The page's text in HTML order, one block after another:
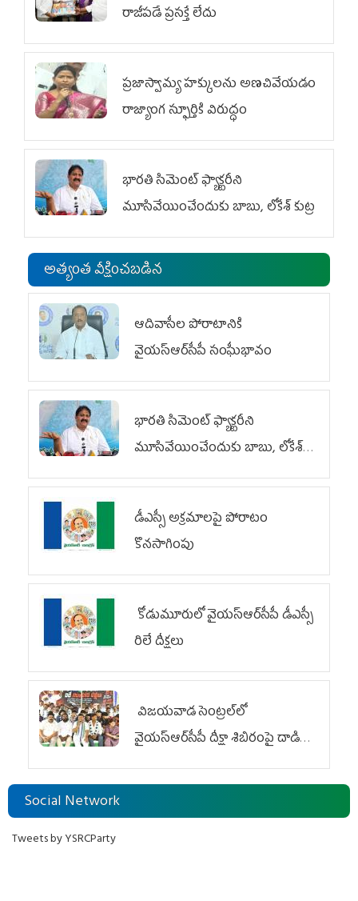
రాజీపడే ప్రసక్తే లేదు
ప్రజాస్వామ్య హక్కులను అణచివేయడం
రాజ్యాంగ స్ఫూర్తికి విరుద్ధం
భారతి సిమెంట్ ఫ్యాక్టరీని
మూసివేయించేందుకు బాబు, లోకేశ్ కుట్ర
అత్యంత వీక్షించబడిన
ఆదివాసీల పోరాటానికి
వైయ‌స్ఆర్‌సీపీ సంఘీభావం
భారతి సిమెంట్ ఫ్యాక్టరీని
మూసివేయించేందుకు బాబు, లోకేశ్
కుట్ర
డీఎస్సీ అక్రమాలపై పోరాటం
కొనసాగింపు
కోడుమూరులో వైయ‌స్ఆర్‌సీపీ డీఎస్సీ
రిలే దీక్షలు
విజయవాడ సెంట్రల్‌లో
వైయ‌స్ఆర్‌సీపీ దీక్షా శిబిరంపై దాడి
దుర్మార్గం
Social Network
Tweets by YSRCParty